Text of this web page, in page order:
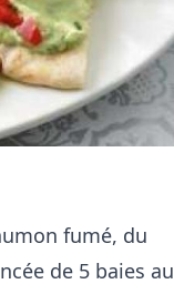
fumé, du
de 5 baies au